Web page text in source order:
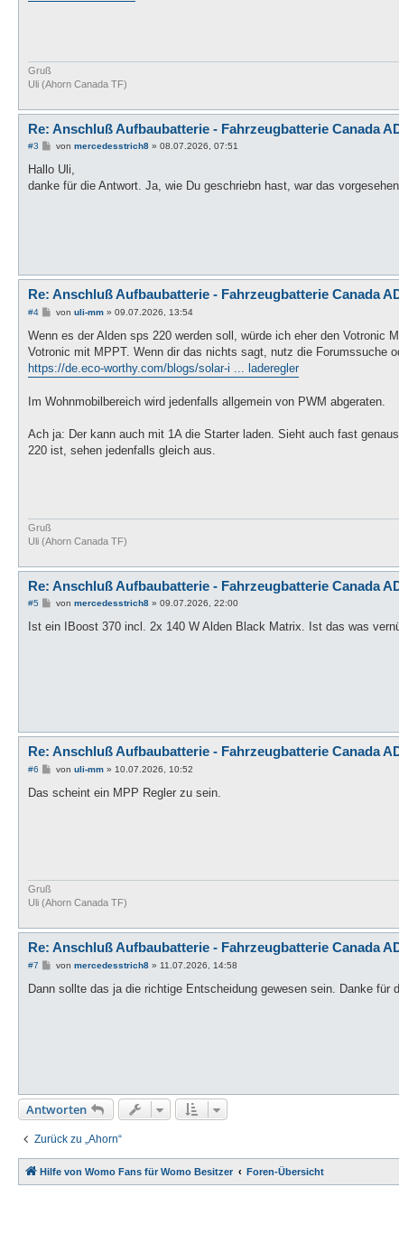
Gruß
Uli (Ahorn Canada TF)
Re: Anschluß Aufbaubatterie - Fahrzeugbatterie Canada
#3
B
i
r
von mercedesstrich8» 08.07.2026, 07:51
Hallo Uli,
danke für die Antwort. Ja, wie Du geschriebn hast, war das
Re: Anschluß Aufbaubatterie - Fahrzeugbatterie Canada
#4
B
i
r
a
g
von uli-mm» 09.07.2026, 13:54
Wenn es der Alden sps 220 werden soll, würde ich eher den Votronic
Votronic mit MPPT. Wenn dir das nichts sagt, nutz die Forumssuche
https://de.eco-worthy.com/blogs/solar-i ... laderegler
Im Wohnmobilbereich wird jedenfalls allgemein von PWM abgeraten.
Ach ja: Der kann auch mit 1A die Starter laden. Sieht auch fast
220 ist, sehen jedenfalls gleich aus.
Gruß
Uli (Ahorn Canada TF)
Re: Anschluß Aufbaubatterie - Fahrzeugbatterie Canada
#5
B
i
von mercedesstrich8» 09.07.2026, 22:00
Ist ein IBoost 370 incl. 2x 140 W Alden Black Matrix. Ist das was
Re: Anschluß Aufbaubatterie - Fahrzeugbatterie Canada
#6
B
i
von uli-mm» 10.07.2026, 10:52
Das scheint ein MPP Regler zu sein.
Gruß
Uli (Ahorn Canada TF)
Re: Anschluß Aufbaubatterie - Fahrzeugbatterie Canada
#7
B
i
von mercedesstrich8» 11.07.2026, 14:58
Dann sollte das ja die richtige Entscheidung gewesen sein. Danke für
Antworten
Zurück zu „Ahorn“
Hilfe von Womo Fans für Womo Besitzer Foren-Übersicht